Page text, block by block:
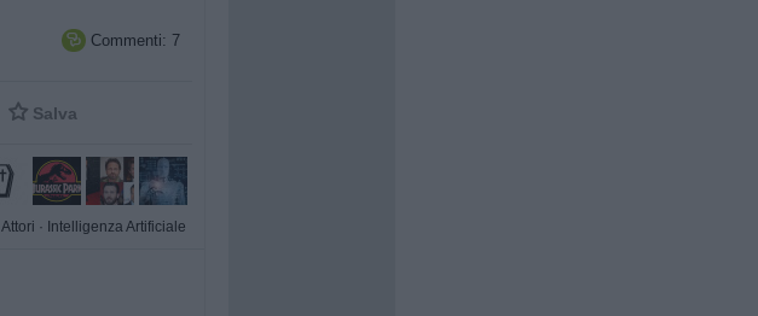
 Commenti: 7
 Salva
Attori · Intelligenza Artificiale